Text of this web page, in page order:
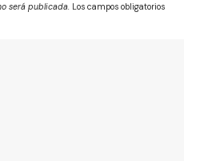
será publicada. Los campos obligatorios